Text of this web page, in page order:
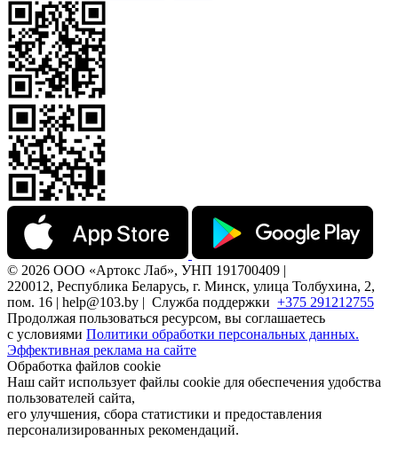
© 2026 ООО «Артокс Лаб», УНП 191700409 |
220012, Республика Беларусь, г. Минск, улица Толбухина, 2,
пом. 16 | help@103.by | Служба поддержки +375 291212755
Продолжая пользоваться ресурсом, вы соглашаетесь
с условиями Политики обработки персональных данных.
Эффективная реклама на сайте
Обработка файлов cookie
Наш сайт использует файлы cookie для обеспечения удобства
пользователей сайта,
его улучшения, сбора статистики и предоставления
персонализированных рекомендаций.